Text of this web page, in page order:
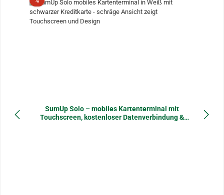
SumUp Solo – mobiles Kartenterminal mit
Touchscreen, kostenloser Datenverbindung &